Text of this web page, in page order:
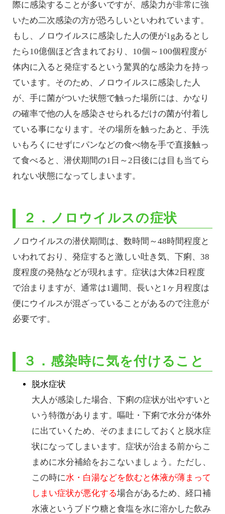
際に感染することが多いですが、感染力が非常に強
いため二次感染の方が恐ろしいといわれています。
もし、ノロウイルスに感染した人の便が1gあるとし
たら10億個ほど含まれており、10個～100個程度が
体内に入ると発症するという驚異的な感染力を持っ
ています。そのため、ノロウイルスに感染した人
が、手に菌がついた状態で触った場所には、かなり
の確率で他の人を感染させられるだけの菌が付着し
ている事になります。その場所を触ったあと、手洗
いもろくにせずにパンなどの食べ物を手で直接触っ
て食べると、潜伏期間の1日～2日後には目も当てら
れない状態になってしまいます。
２．ノロウイルスの症状
ノロウイルスの潜伏期間は、数時間～48時間程度と
いわれており、発症すると激しい吐き気、下痢、38
度程度の発熱などが現れます。症状は大体2日程度
で治まりますが、通常は1週間、長いと1ヶ月程度は
便にウイルスが混ざっていることがあるので注意が
必要です。
３．感染時に気を付けること
脱水症状
大人が感染した場合、下痢の症状が出やすいと
いう特徴があります。嘔吐・下痢で水分が体外
に出ていくため、そのままにしておくと脱水症
状になってしまいます。症状が治まる前からこ
まめに水分補給をおこないましょう。ただし、
この時に水・白湯などを飲むと体液が薄まって
しまい症状が悪化する場合があるため、経口補
水液というブドウ糖と食塩を水に溶かした飲み